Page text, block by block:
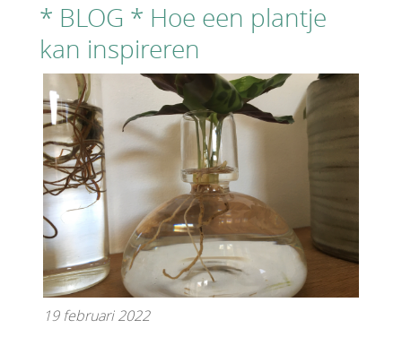
* BLOG * Hoe een plantje
kan inspireren
19 februari 2022